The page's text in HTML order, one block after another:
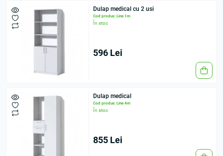
Dulap medical cu 2 usi
Cod produs: Line 1m
În stoc
596 Lei
Dulap medical
Cod produs: Line 4m
În stoc
855 Lei